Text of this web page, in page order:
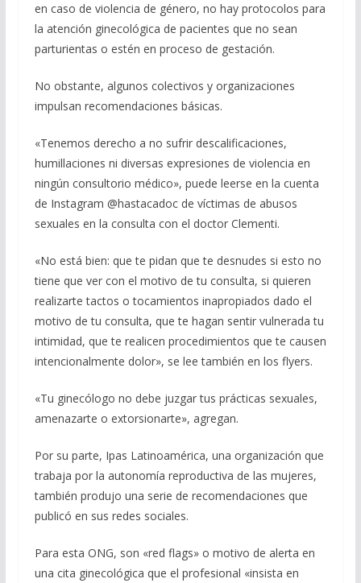
en caso de violencia de género, no hay protocolos para
la atención ginecológica de pacientes que no sean
parturientas o estén en proceso de gestación.
No obstante, algunos colectivos y organizaciones
impulsan recomendaciones básicas.
«Tenemos derecho a no sufrir descalificaciones,
humillaciones ni diversas expresiones de violencia en
ningún consultorio médico», puede leerse en la cuenta
de Instagram @hastacadoc de víctimas de abusos
sexuales en la consulta con el doctor Clementi.
«No está bien: que te pidan que te desnudes si esto no
tiene que ver con el motivo de tu consulta, si quieren
realizarte tactos o tocamientos inapropiados dado el
motivo de tu consulta, que te hagan sentir vulnerada tu
intimidad, que te realicen procedimientos que te causen
intencionalmente dolor», se lee también en los flyers.
«Tu ginecólogo no debe juzgar tus prácticas sexuales,
amenazarte o extorsionarte», agregan.
Por su parte, Ipas Latinoamérica, una organización que
trabaja por la autonomía reproductiva de las mujeres,
también produjo una serie de recomendaciones que
publicó en sus redes sociales.
Para esta ONG, son «red flags» o motivo de alerta en
una cita ginecológica que el profesional «insista en